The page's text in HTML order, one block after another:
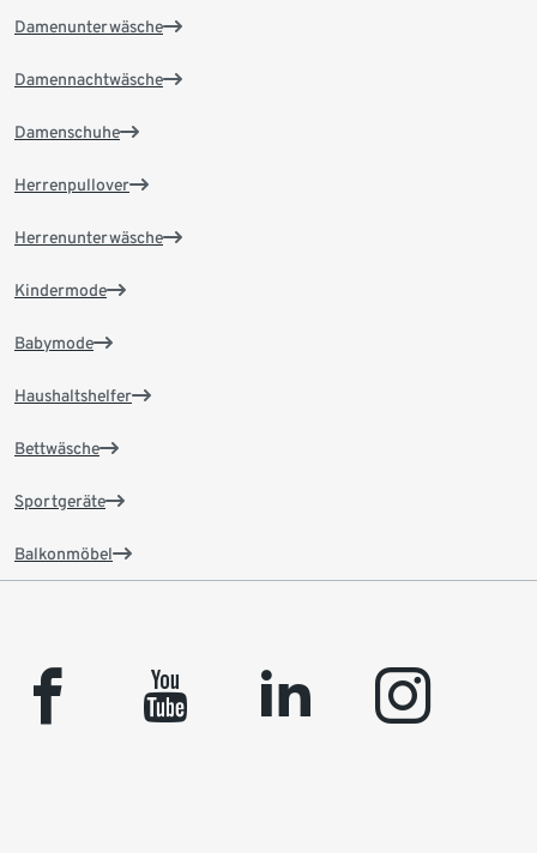
Damenunterwäsche
Damennachtwäsche
Damenschuhe
Herrenpullover
Herrenunterwäsche
Kindermode
Babymode
Haushaltshelfer
Bettwäsche
Sportgeräte
Balkonmöbel
facebook youtube linkedin instagram